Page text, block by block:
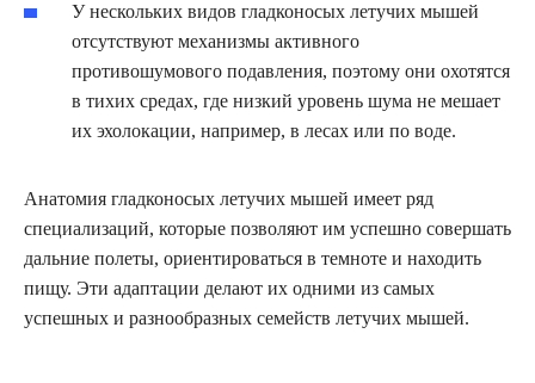
У нескольких видов гладконосых летучих мышей
отсутствуют механизмы активного
противошумового подавления, поэтому они охотятся
в тихих средах, где низкий уровень шума не мешает
их эхолокации, например, в лесах или по воде.
Анатомия гладконосых летучих мышей имеет ряд
специализаций, которые позволяют им успешно совершать
дальние полеты, ориентироваться в темноте и находить
пищу. Эти адаптации делают их одними из самых
успешных и разнообразных семейств летучих мышей.